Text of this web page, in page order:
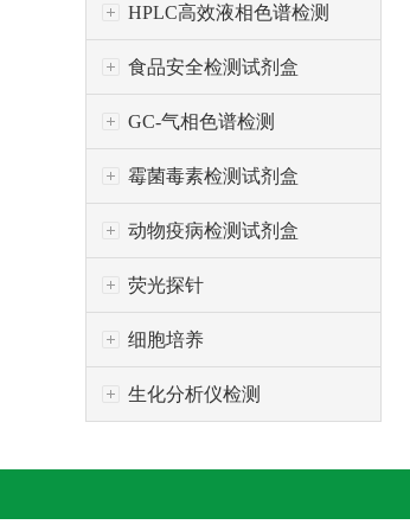
HPLC高效液相色谱检测
食品安全检测试剂盒
GC-气相色谱检测
霉菌毒素检测试剂盒
动物疫病检测试剂盒
荧光探针
细胞培养
生化分析仪检测